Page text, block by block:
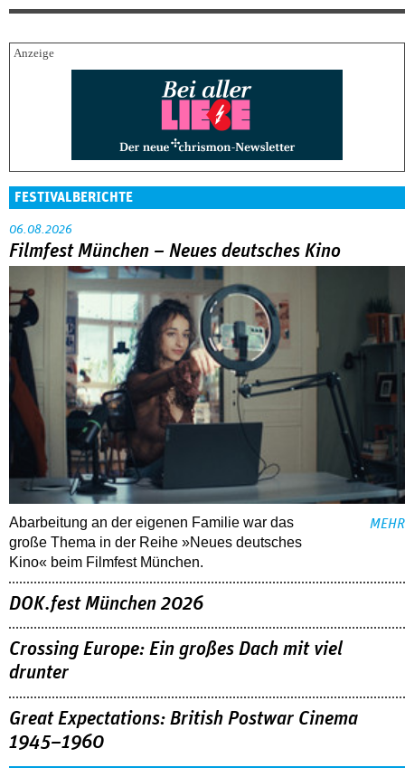
FESTIVALBERICHTE
06.08.2026
Filmfest München – Neues deutsches Kino
Abarbeitung an der eigenen Familie war das
große Thema in der Reihe »Neues deutsches
Kino« beim Filmfest München.
MEHR
DOK.fest München 2026
Crossing Europe: Ein großes Dach mit viel
drunter
Great Expectations: British Postwar Cinema
1945–1960